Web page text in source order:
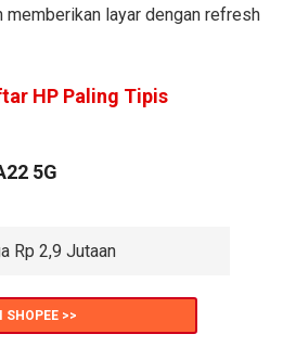
memberikan layar dengan refresh
HP Paling Tipis
5G
Rp 2,9 Jutaan
SHOPEE >>